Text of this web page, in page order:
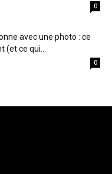
0
avec une photo : ce
ce qui...
0